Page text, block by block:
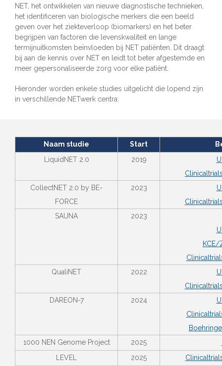
NET, het ontwikkelen van nieuwe diagnostische technieken,
het identificeren van biologische merkers die een beeld
geven over het ziekteverloop (biomarkers) en het beter
begrijpen van factoren die levenskwaliteit en lange
termijnuitkomsten beïnvloeden bij NET patiënten. Dit draagt
bij aan de kennis over NET en leidt tot beter afgestemde en
meer gepersonaliseerde zorg voor elke patiënt.
Hieronder worden enkele studies uitgelicht die lopend zijn
in verschillende NETwerk centra:
Naam studie Start
LiquidNET 2.0
2019
CollectNET 2.0 by BE-
FORCE
2023
SAUNA
2023
QualiNET
2022
DAREON-7
2024
1000 NEN Genome Project
2025
LEVEL
2025